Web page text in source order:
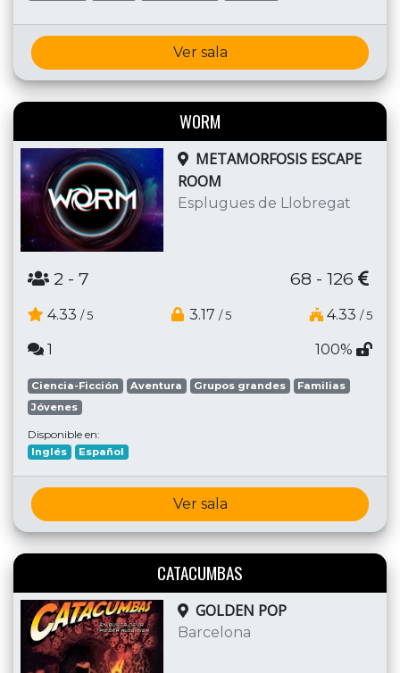
Ver sala
WORM
METAMORFOSIS ESCAPE
ROOM
Esplugues de Llobregat
2 - 7 68 - 126
4.33 / 5 3.17 / 5 4.33 / 5
1 100%
Ciencia-Ficción Aventura Grupos grandes
Familias
Jóvenes
Disponible en:
Inglés Español
Ver sala
CATACUMBAS
GOLDEN POP
Barcelona